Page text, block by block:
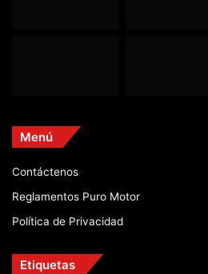
Menú
Contáctenos
Reglamentos Puro Motor
Política de Privacidad
Etiquetas